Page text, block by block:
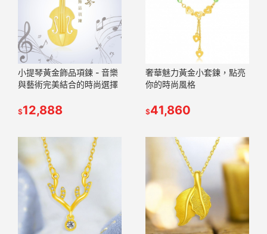
小提琴黃金飾品項鍊 - 音樂
與藝術完美結合的時尚選擇
$12,888
奢華魅力黃金小套鍊，點亮
你的時尚風格
$41,860